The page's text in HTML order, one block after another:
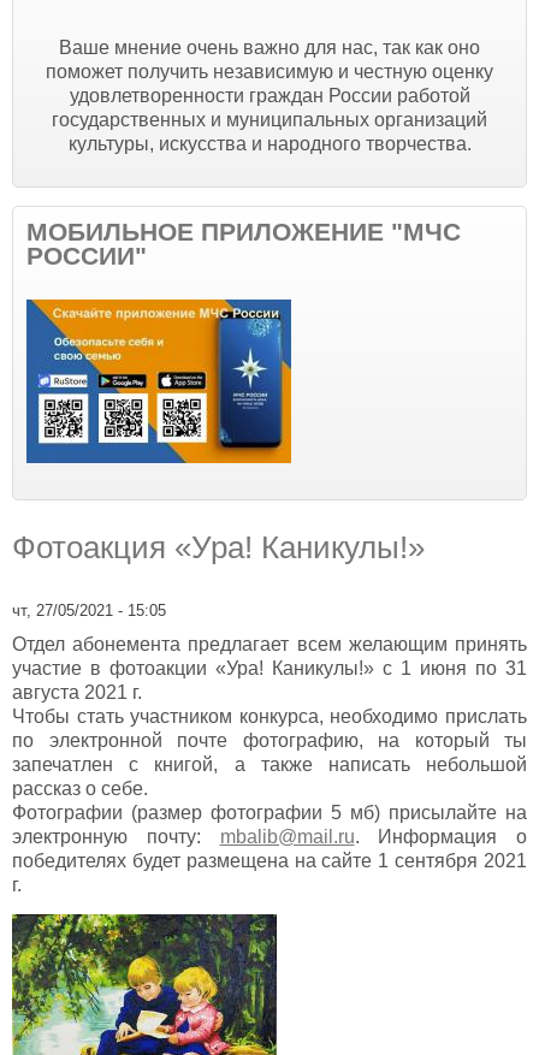
Ваше мнение очень важно для нас, так как оно
поможет получить независимую и честную оценку
удовлетворенности граждан России работой
государственных и муниципальных организаций
культуры, искусства и народного творчества.
МОБИЛЬНОЕ ПРИЛОЖЕНИЕ "МЧС
РОССИИ"
Фотоакция «Ура! Каникулы!»
чт, 27/05/2021 - 15:05
Отдел абонемента предлагает всем желающим принять
участие в фотоакции «Ура! Каникулы!» с 1 июня по 31
августа 2021 г.
Чтобы стать участником конкурса, необходимо прислать
по электронной почте фотографию, на который ты
запечатлен с книгой, а также написать небольшой
рассказ о себе.
Фотографии (размер фотографии 5 мб) присылайте на
электронную почту: mbalib@mail.ru. Информация о
победителях будет размещена на сайте 1 сентября 2021
г.